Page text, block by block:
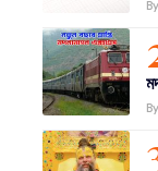
By
By